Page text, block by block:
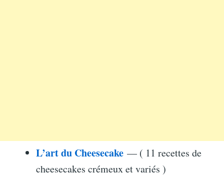
L’art du Cheesecake — ( 11 recettes de
cheesecakes crémeux et variés )